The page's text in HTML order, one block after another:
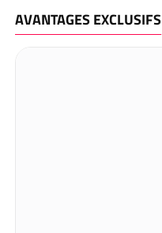
AVANTAGES EXCLUSIFS